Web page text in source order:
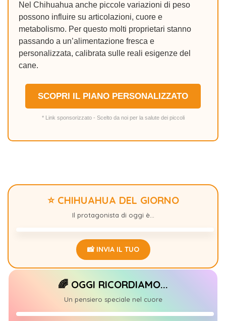
Nel Chihuahua anche piccole variazioni di peso
possono influire su articolazioni, cuore e
metabolismo. Per questo molti proprietari stanno
passando a un’alimentazione fresca e
personalizzata, calibrata sulle reali esigenze del
cane.
SCOPRI IL PIANO PERSONALIZZATO
* Link sponsorizzato - Scelto da noi per la salute dei piccoli
⭐ CHIHUAHUA DEL GIORNO
Il protagonista di oggi è...
📸 INVIA IL TUO
🌈 OGGI RICORDIAMO...
Un pensiero speciale nel cuore